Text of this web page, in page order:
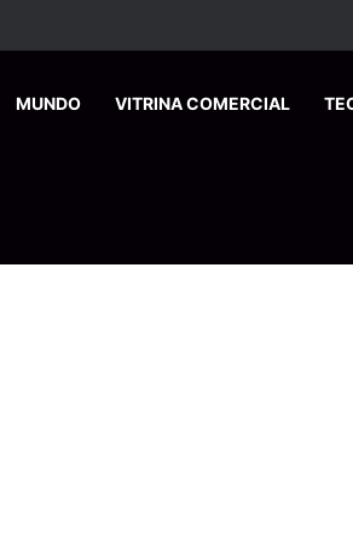
MUNDO VITRINA COMERCIAL